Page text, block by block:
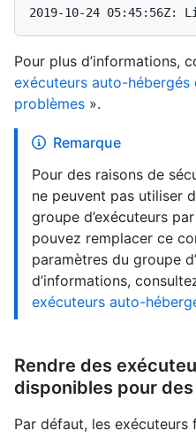
Pour plus d’informations,
exécuteurs auto-
problèmes ».
Remarque
Pour des raisons de
ne peuvent pas utiliser
groupe d’exécuteurs
pouvez remplacer ce
paramètres du groupe
d’informations,
exécuteurs auto-
Rendre des
disponibles pour
Par défaut, les